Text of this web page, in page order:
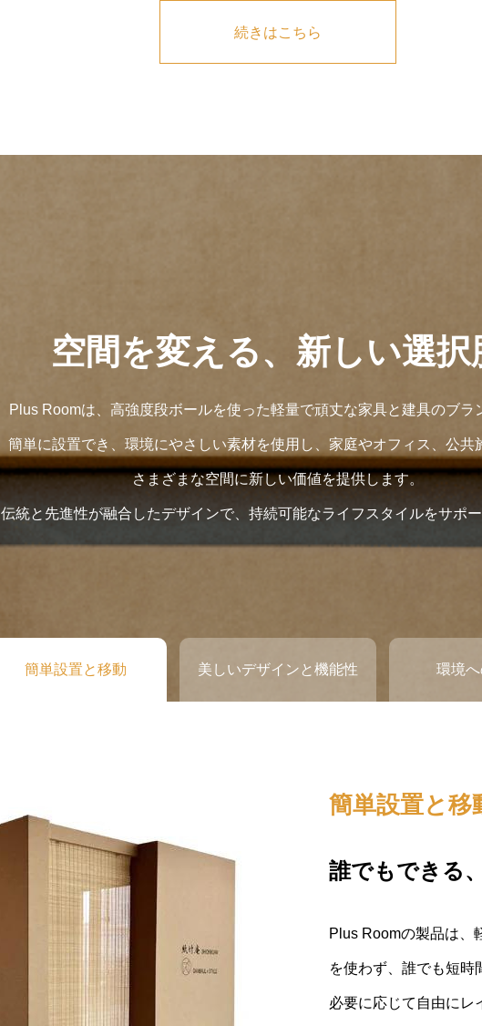
続きはこちら
空間を変える、新しい選択
Plus Roomは、高強度段ボールを使った軽量で頑丈な家具と建具のブラ
簡単に設置でき、環境にやさしい素材を使用し、家庭やオフィス、公共
さまざまな空間に新しい価値を提供します。
伝統と先進性が融合したデザインで、持続可能なライフスタイルをサポ
簡単設置と移動 美しいデザインと機能性 環境
簡単設置と移
誰でもできる
Plus Roomの製品は、
を使わず、誰でも短時
必要に応じて自由にレ
美しいデザ
目にも心にも
高強度段ボールの自然
トなデザインを実現。
ッチする美しさと、実
環境への配慮
持続可能な未
Plus Roomの製品は、
います。使用後も環境